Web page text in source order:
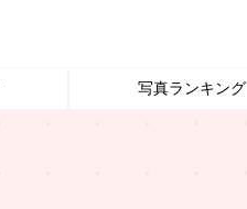
写真ランキング